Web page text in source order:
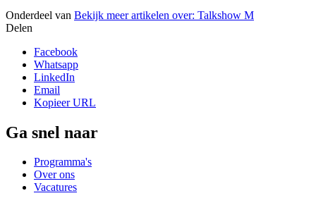
Onderdeel van Bekijk meer artikelen over: Talkshow M
Delen
Facebook
Whatsapp
LinkedIn
Email
Kopieer URL
Ga snel naar
Programma's
Over ons
Vacatures